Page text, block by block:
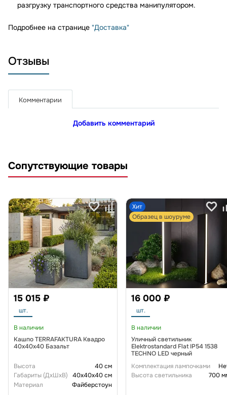
разгрузку транспортного средства манипулятором.
Подробнее на странице "Доставка"
Отзывы
Комментарии
Добавить комментарий
Сопутствующие товары
15 015 ₽
шт.
В наличии
Кашпо TERRAFAKTURA Квадро
40x40x40 Базальт
Высота
40 см
Габариты (ДxШxВ)
40x40x40 см
Материал
Файберстоун
Хит
Образец в шоуруме
16 000 ₽
шт.
В наличии
Уличный светильник
Elektrostandard Flat IP54 1538
TECHNO LED черный
Комплектация лампочками
Высота светильника
700